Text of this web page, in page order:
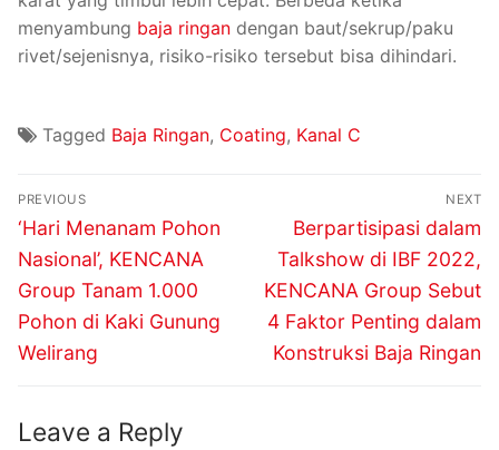
menyambung baja ringan dengan baut/sekrup/paku
rivet/sejenisnya, risiko-risiko tersebut bisa dihindari.
Tagged Baja Ringan, Coating, Kanal C
PREVIOUS
‘Hari Menanam Pohon
Nasional’, KENCANA
Group Tanam 1.000
Pohon di Kaki Gunung
Welirang
NEXT
Berpartisipasi dalam
Talkshow di IBF 2022,
KENCANA Group Sebut
4 Faktor Penting dalam
Konstruksi Baja Ringan
Leave a Reply